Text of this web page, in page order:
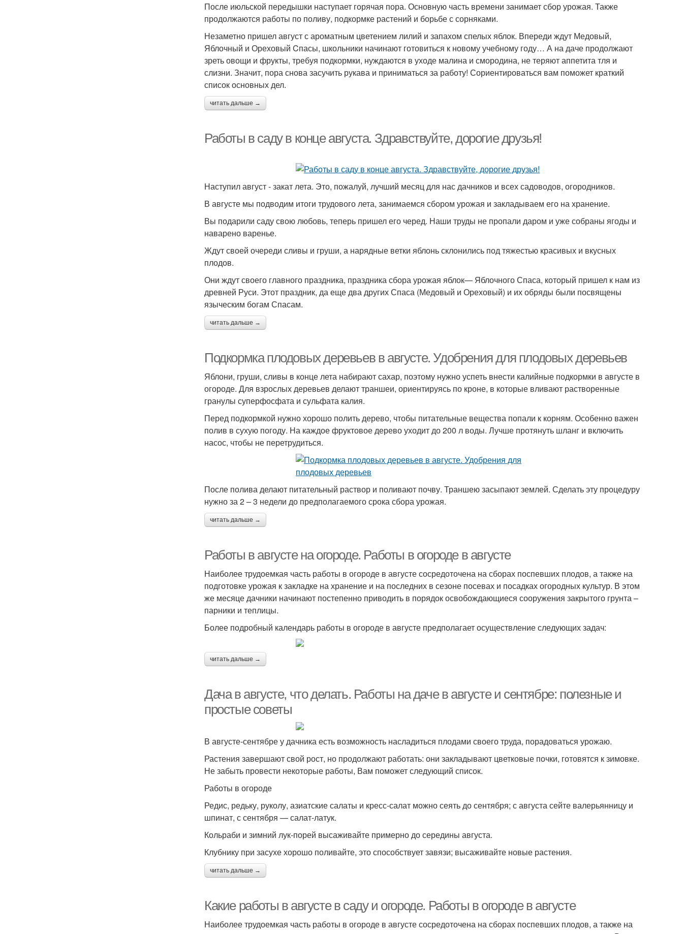
После июльской передышки наступает горячая пора. Основную часть времени занимает сбор урожая. Также
продолжаются работы по поливу, подкормке растений и борьбе с сорняками.
Незаметно пришел август с ароматным цветением лилий и запахом спелых яблок. Впереди ждут Медовый,
Яблочный и Ореховый Cпасы, школьники начинают готовиться к новому учебному году… А на даче продолжают
зреть овощи и фрукты, требуя подкормки, нуждаются в уходе малина и смородина, не теряют аппетита тля и
слизни. Значит, пора снова засучить рукава и приниматься за работу! Сориентироваться вам поможет краткий
список основных дел.
читать дальше →
Работы в саду в конце августа. Здравствуйте, дорогие друзья!
Наступил август - закат лета. Это, пожалуй, лучший месяц для нас дачников и всех садоводов, огородников.
В августе мы подводим итоги трудового лета, занимаемся сбором урожая и закладываем его на хранение.
Вы подарили саду свою любовь, теперь пришел его черед. Наши труды не пропали даром и уже собраны ягоды и
наварено варенье.
Ждут своей очереди сливы и груши, а нарядные ветки яблонь склонились под тяжестью красивых и вкусных
плодов.
Они ждут своего главного праздника, праздника сбора урожая яблок— Яблочного Спаса, который пришел к нам из
древней Руси. Этот праздник, да еще два других Спаса (Медовый и Ореховый) и их обряды были посвящены
языческим богам Спасам.
читать дальше →
Подкормка плодовых деревьев в августе. Удобрения для плодовых деревьев
Яблони, груши, сливы в конце лета набирают сахар, поэтому нужно успеть внести калийные подкормки в августе в
огороде. Для взрослых деревьев делают траншеи, ориентируясь по кроне, в которые вливают растворенные
гранулы суперфосфата и сульфата калия.
Перед подкормкой нужно хорошо полить дерево, чтобы питательные вещества попали к корням. Особенно важен
полив в сухую погоду. На каждое фруктовое дерево уходит до 200 л воды. Лучше протянуть шланг и включить
насос, чтобы не перетрудиться.
После полива делают питательный раствор и поливают почву. Траншею засыпают землей. Сделать эту процедуру
нужно за 2 – 3 недели до предполагаемого срока сбора урожая.
читать дальше →
Работы в августе на огороде. Работы в огороде в августе
Наиболее трудоемкая часть работы в огороде в августе сосредоточена на сборах поспевших плодов, а также на
подготовке урожая к закладке на хранение и на последних в сезоне посевах и посадках огородных культур. В этом
же месяце дачники начинают постепенно приводить в порядок освобождающиеся сооружения закрытого грунта –
парники и теплицы.
Более подробный календарь работы в огороде в августе предполагает осуществление следующих задач:
читать дальше →
Дача в августе, что делать. Работы на даче в августе и сентябре: полезные и
простые советы
В августе-сентябре у дачника есть возможность насладиться плодами своего труда, порадоваться урожаю.
Растения завершают свой рост, но продолжают работать: они закладывают цветковые почки, готовятся к зимовке.
Не забыть провести некоторые работы, Вам поможет следующий список.
Работы в огороде
Редис, редьку, руколу, азиатские салаты и кресс-салат можно сеять до сентября; с августа сейте валерьянницу и
шпинат, с сентября — салат-латук.
Кольраби и зимний лук-порей высаживайте примерно до середины августа.
Клубнику при засухе хорошо поливайте, это способствует завязи; высаживайте новые растения.
читать дальше →
Какие работы в августе в саду и огороде. Работы в огороде в августе
Наиболее трудоемкая часть работы в огороде в августе сосредоточена на сборах поспевших плодов, а также на